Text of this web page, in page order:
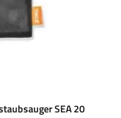
SEA 20